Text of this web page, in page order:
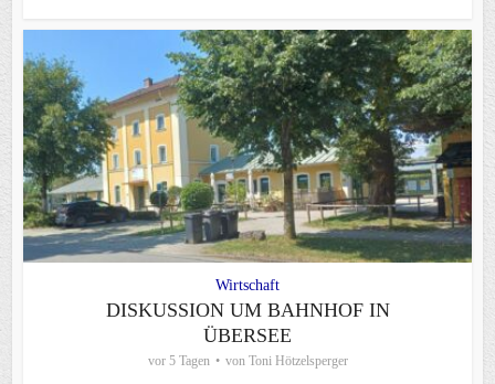
Wirtschaft
DISKUSSION UM BAHNHOF IN
ÜBERSEE
vor 5 Tagen von Toni Hötzelsperger